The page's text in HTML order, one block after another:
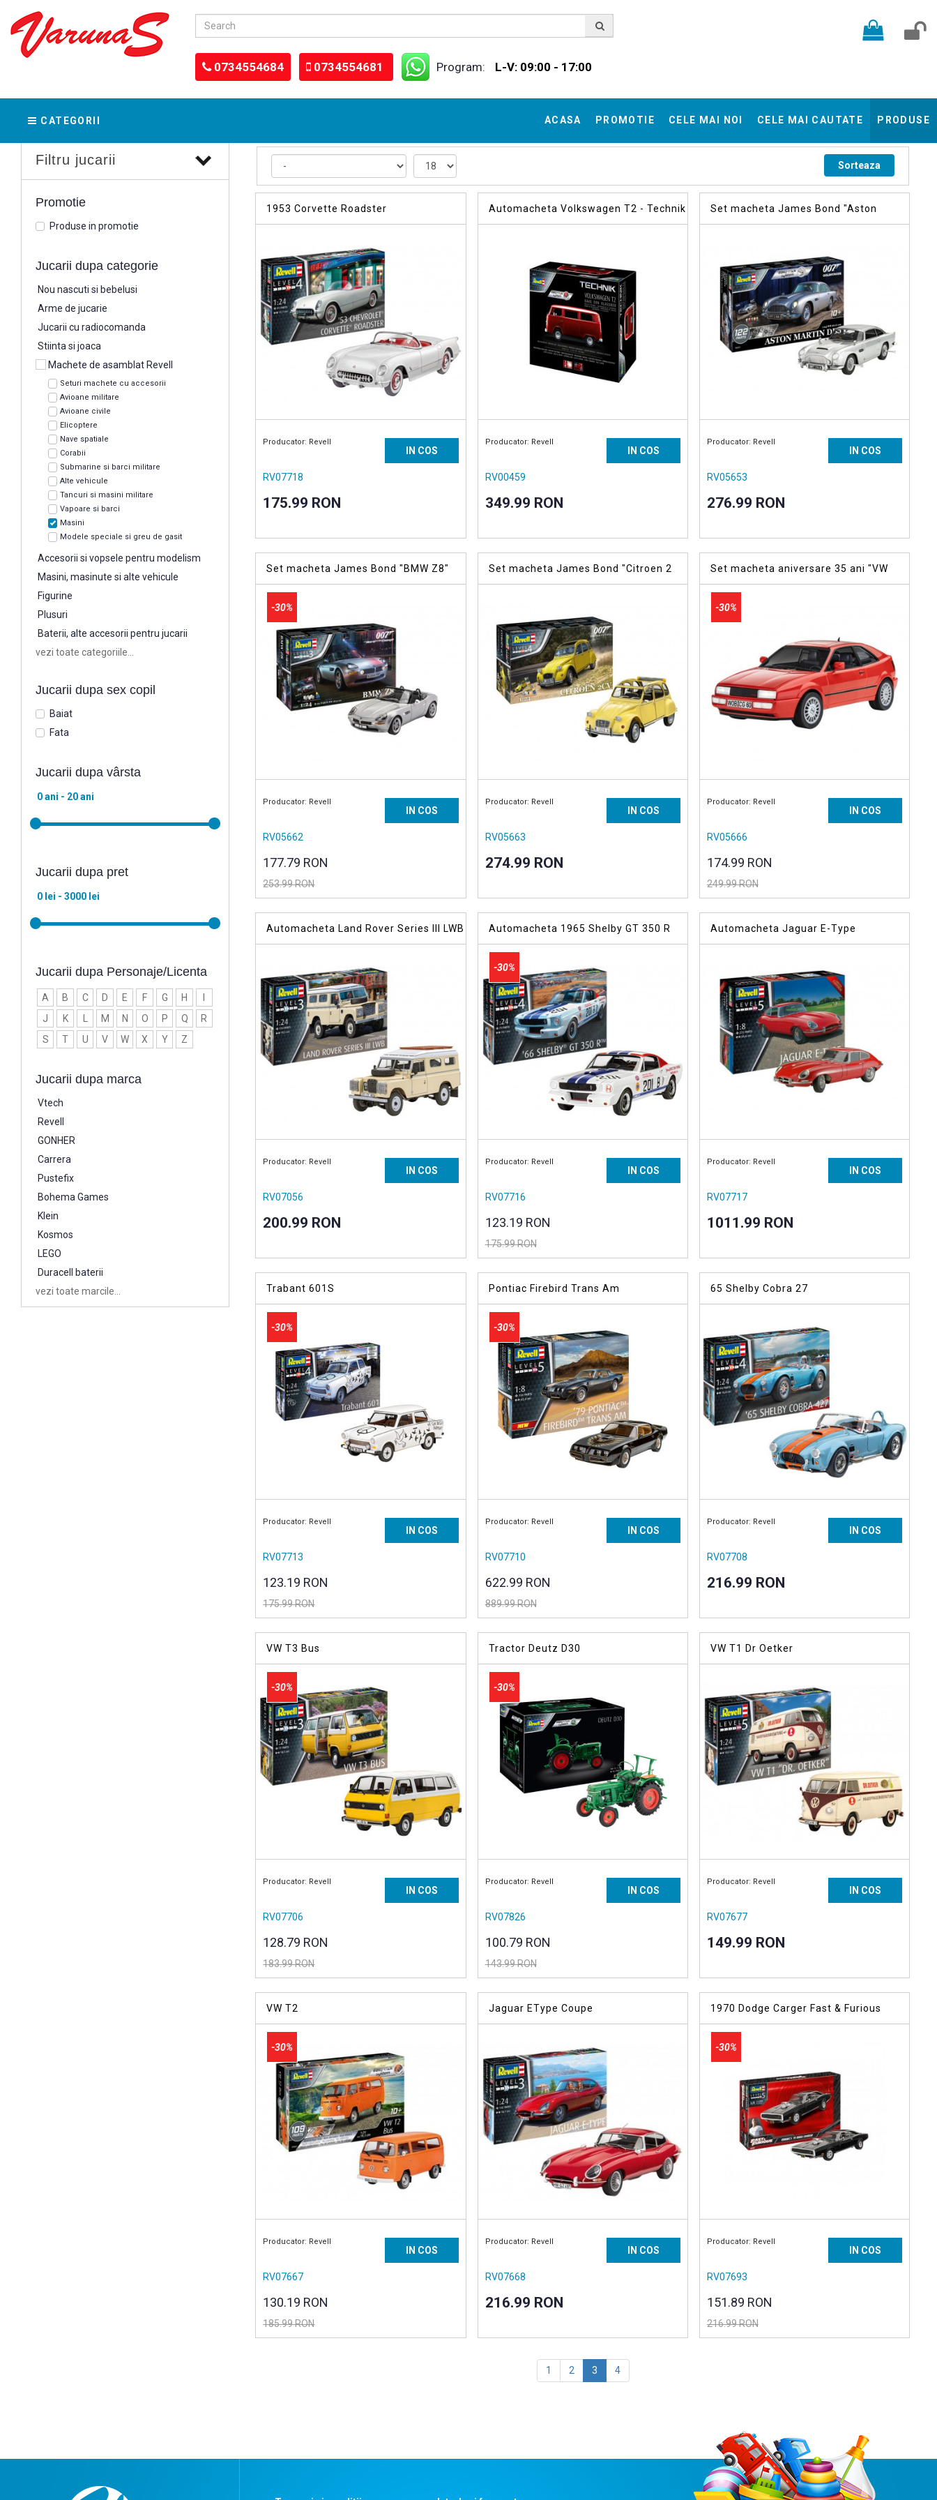
0734554684 0734554681 Program: L-V: 09:00 - 17:00
CATEGORII ACASA PROMOTIE CELE MAI NOI CELE MAI CAUTATE PRODUSE
Filtru jucarii
Promotie
Produse in promotie
Jucarii dupa categorie
Nou nascuti si bebelusi
Arme de jucarie
Jucarii cu radiocomanda
Stiinta si joaca
Machete de asamblat Revell
Seturi machete cu accesorii
Avioane militare
Avioane civile
Elicoptere
Nave spatiale
Corabii
Submarine si barci militare
Alte vehicule
Tancuri si masini militare
Vapoare si barci
Masini
Modele speciale si greu de gasit
Accesorii si vopsele pentru modelism
Masini, masinute si alte vehicule
Figurine
Plusuri
Baterii, alte accesorii pentru jucarii
vezi toate categoriile...
Jucarii dupa sex copil
Baiat
Fata
Jucarii dupa vârsta
Jucarii dupa pret
Jucarii dupa Personaje/Licenta
A B C D E F G H
J
K M N O P Q
R
S
T U V W X Y Z
Jucarii dupa marca
Vtech
Revell
GONHER
Carrera
Pustefix
Bohema Games
Klein
Kosmos
LEGO
Duracell baterii
vezi toate marcile...
Sorteaza
1953 Corvette Roadster
Producator: Revell
RV07718
175.99 RON
IN COS
Automacheta Volkswagen T2 - Technik
Producator: Revell
RV00459
349.99 RON
IN COS
Set macheta James Bond "Aston
Producator: Revell
RV05653
276.99 RON
IN COS
Set macheta James Bond "BMW Z8"
-30%
Producator: Revell
RV05662
177.79 RON
253.99 RON
IN COS
Set macheta James Bond "Citroen 2
Producator: Revell
RV05663
274.99 RON
IN COS
Set macheta aniversare 35 ani "VW
-30%
Producator: Revell
RV05666
174.99 RON
249.99 RON
IN COS
Automacheta Land Rover Series III LWB
Producator: Revell
RV07056
200.99 RON
IN COS
Automacheta 1965 Shelby GT 350 R
-30%
Producator: Revell
RV07716
123.19 RON
175.99 RON
IN COS
Automacheta Jaguar E-Type
Producator: Revell
RV07717
1011.99 RON
IN COS
Trabant 601S
-30%
Producator: Revell
RV07713
123.19 RON
175.99 RON
IN COS
Pontiac Firebird Trans Am
-30%
Producator: Revell
RV07710
622.99 RON
889.99 RON
IN COS
65 Shelby Cobra 27
Producator: Revell
RV07708
216.99 RON
IN COS
VW T3 Bus
-30%
Producator: Revell
RV07706
128.79 RON
183.99 RON
IN COS
Tractor Deutz D30
-30%
Producator: Revell
RV07826
100.79 RON
143.99 RON
IN COS
VW T1 Dr Oetker
Producator: Revell
RV07677
149.99 RON
IN COS
VW T2
-30%
Producator: Revell
RV07667
130.19 RON
185.99 RON
IN COS
Jaguar EType Coupe
Producator: Revell
RV07668
216.99 RON
IN COS
1970 Dodge Carger Fast & Furious
-30%
Producator: Revell
RV07693
151.89 RON
216.99 RON
IN COS
1 2 3 4